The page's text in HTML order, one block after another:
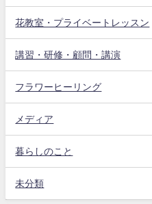
花教室・プライベートレッスン
講習・研修・顧問・講演
フラワーヒーリング
メディア
暮らしのこと
未分類